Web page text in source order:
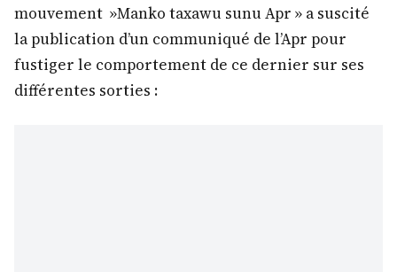
mouvement »Manko taxawu sunu Apr » a suscité
la publication d’un communiqué de l’Apr pour
fustiger le comportement de ce dernier sur ses
différentes sorties :